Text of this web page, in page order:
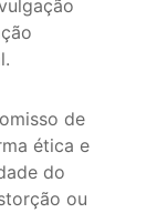
de
ética e
do
ou